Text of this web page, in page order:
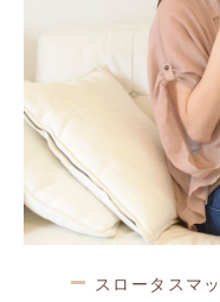
スロータスマ